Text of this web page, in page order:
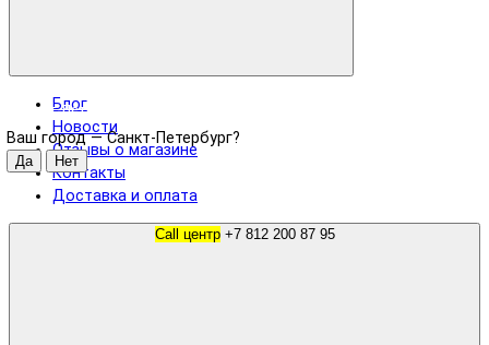
Санкт-Петербург
Ваш город —Санкт-Петербург?
Блог
Новости
Отзывы о магазине
Контакты
Доставка и оплата
Call центр +7 812 200 87 95